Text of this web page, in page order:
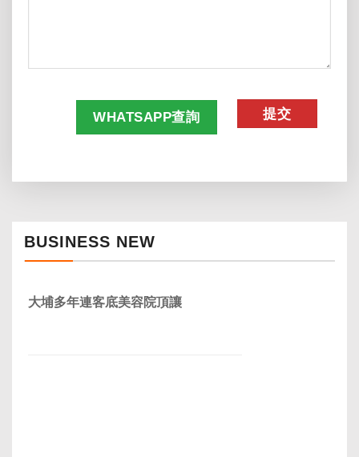
WHATSAPP查詢
BUSINESS NEW
大埔多年連客底美容院頂讓